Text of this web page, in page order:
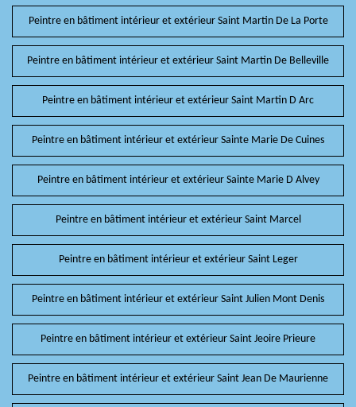
Peintre en bâtiment intérieur et extérieur Saint Martin De La Porte
Peintre en bâtiment intérieur et extérieur Saint Martin De Belleville
Peintre en bâtiment intérieur et extérieur Saint Martin D Arc
Peintre en bâtiment intérieur et extérieur Sainte Marie De Cuines
Peintre en bâtiment intérieur et extérieur Sainte Marie D Alvey
Peintre en bâtiment intérieur et extérieur Saint Marcel
Peintre en bâtiment intérieur et extérieur Saint Leger
Peintre en bâtiment intérieur et extérieur Saint Julien Mont Denis
Peintre en bâtiment intérieur et extérieur Saint Jeoire Prieure
Peintre en bâtiment intérieur et extérieur Saint Jean De Maurienne